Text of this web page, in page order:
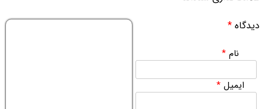
دیدگاه *
نام*
ایمیل*